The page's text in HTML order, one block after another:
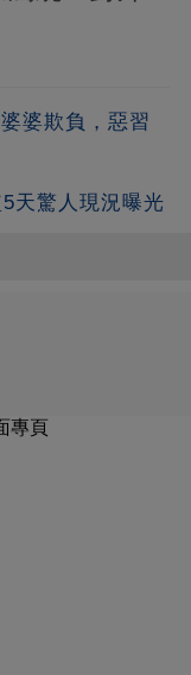
婆欺負，惡習
天驚人現況曝光
專頁